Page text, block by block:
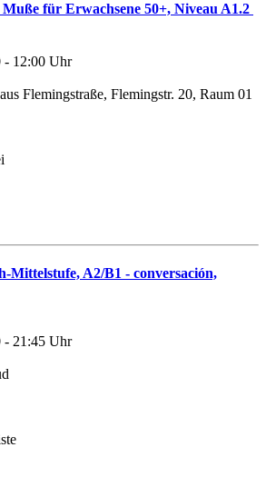
für Erwachsene 50+, Niveau A1.2
- 12:00 Uhr
Flemingstraße, Flemingstr. 20, Raum 01
Mittelstufe, A2/B1 - conversación,
- 21:45 Uhr